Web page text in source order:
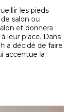
les pieds
salon ou
et donnera
leur place. Dans
a décidé de faire
accentue la